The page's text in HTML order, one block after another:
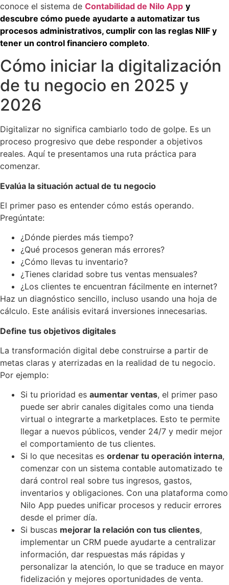
conoce el sistema de Contabilidad de Nilo App y
descubre cómo puede ayudarte a automatizar tus
procesos administrativos, cumplir con las reglas NIIF y
tener un control financiero completo.
Cómo iniciar la digitalización
de tu negocio en 2025 y
2026
Digitalizar no significa cambiarlo todo de golpe. Es un
proceso progresivo que debe responder a objetivos
reales. Aquí te presentamos una ruta práctica para
comenzar.
Evalúa la situación actual de tu negocio
El primer paso es entender cómo estás operando.
Pregúntate:
¿Dónde pierdes más tiempo?
¿Qué procesos generan más errores?
¿Cómo llevas tu inventario?
¿Tienes claridad sobre tus ventas mensuales?
¿Los clientes te encuentran fácilmente en internet?
Haz un diagnóstico sencillo, incluso usando una hoja de
cálculo. Este análisis evitará inversiones innecesarias.
Define tus objetivos digitales
La transformación digital debe construirse a partir de
metas claras y aterrizadas en la realidad de tu negocio.
Por ejemplo:
Si tu prioridad es aumentar ventas, el primer paso
puede ser abrir canales digitales como una tienda
virtual o integrarte a marketplaces. Esto te permite
llegar a nuevos públicos, vender 24/7 y medir mejor
el comportamiento de tus clientes.
Si lo que necesitas es ordenar tu operación interna,
comenzar con un sistema contable automatizado te
dará control real sobre tus ingresos, gastos,
inventarios y obligaciones. Con una plataforma como
Nilo App puedes unificar procesos y reducir errores
desde el primer día.
Si buscas mejorar la relación con tus clientes,
implementar un CRM puede ayudarte a centralizar
información, dar respuestas más rápidas y
personalizar la atención, lo que se traduce en mayor
fidelización y mejores oportunidades de venta.